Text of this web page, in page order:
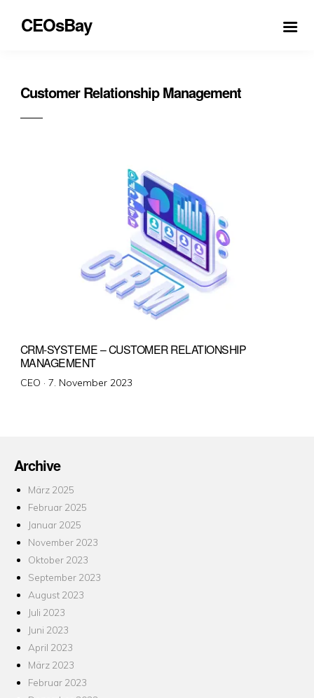
CEOsBay
Customer Relationship Management
CRM-SYSTEME – CUSTOMER RELATIONSHIP
MANAGEMENT
CEO · Veröffentlicht
7. November 2023
Archive
März 2025
Februar 2025
Januar 2025
November 2023
Oktober 2023
September 2023
August 2023
Juli 2023
Juni 2023
April 2023
März 2023
Februar 2023